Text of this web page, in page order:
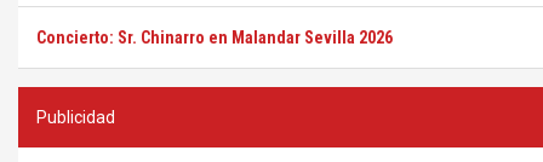
Concierto: Sr. Chinarro en Malandar Sevilla 2026
Publicidad